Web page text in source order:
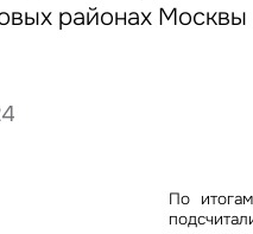
районах Москвы
По